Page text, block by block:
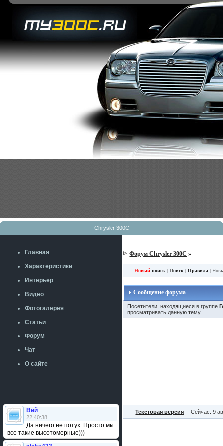
Chrysler 300C
Главная
Характеристики
Интерьер
Видео
Фотогалерея
Статьи
Форум
Чат
О сайте
Вий
22:40:38
Да ничего не потух. Просто мы
все такие высотомерные)))
Форум Chrysler 300C »
Новыйпоиск| Поиск| Правила|
Сообщение форума
Посетители, находящиеся в группе
просматривать данную тему.
Текстовая версия Сейчас: 9